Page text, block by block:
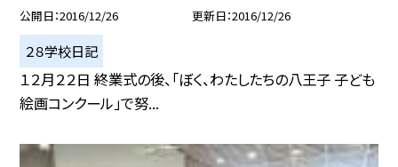
公開日 2016/12/26 更新日 2016/12/26
２８学校日記
１２月２２日 終業式の後、「ぼく、わたしたちの八王子 子ども
絵画コンクール」で努...